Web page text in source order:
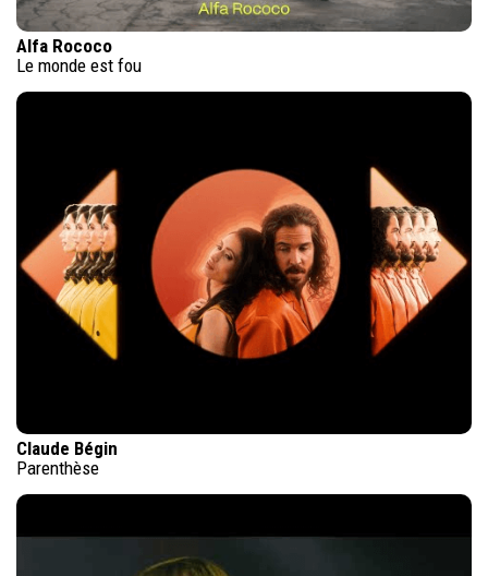
Alfa Rococo
Le monde est fou
Claude Bégin
Parenthèse